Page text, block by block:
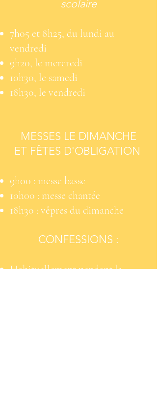
scolaire
7h05 et 8h25, du lundi au
vendredi
9h20, le mercredi
10h30, le samedi
18h30, le vendredi
MESSES LE DIMANCHE
ET FÊTES D'OBLIGATION
9h00 : messe basse
10h00 : messe chantée
18h30 : vêpres du dimanche
CONFESSIONS :
Habituellement pendant la